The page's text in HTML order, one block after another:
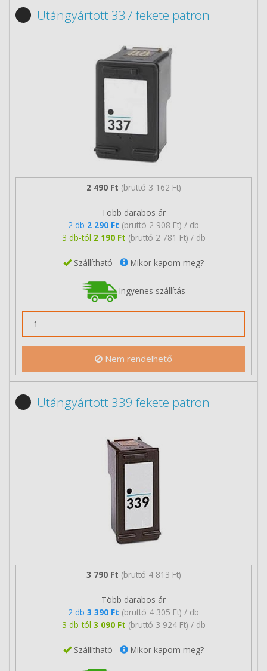
Utángyártott 337 fekete patron
2 490 Ft (bruttó 3 162 Ft)
Több darabos ár
2 db 2 290 Ft (bruttó 2 908 Ft) / db
3 db-tól 2 190 Ft (bruttó 2 781 Ft) / db
Szállítható Mikor kapom meg?
Ingyenes szállítás
Nem rendelhető
Utángyártott 339 fekete patron
3 790 Ft (bruttó 4 813 Ft)
Több darabos ár
2 db 3 390 Ft (bruttó 4 305 Ft) / db
3 db-tól 3 090 Ft (bruttó 3 924 Ft) / db
Szállítható Mikor kapom meg?